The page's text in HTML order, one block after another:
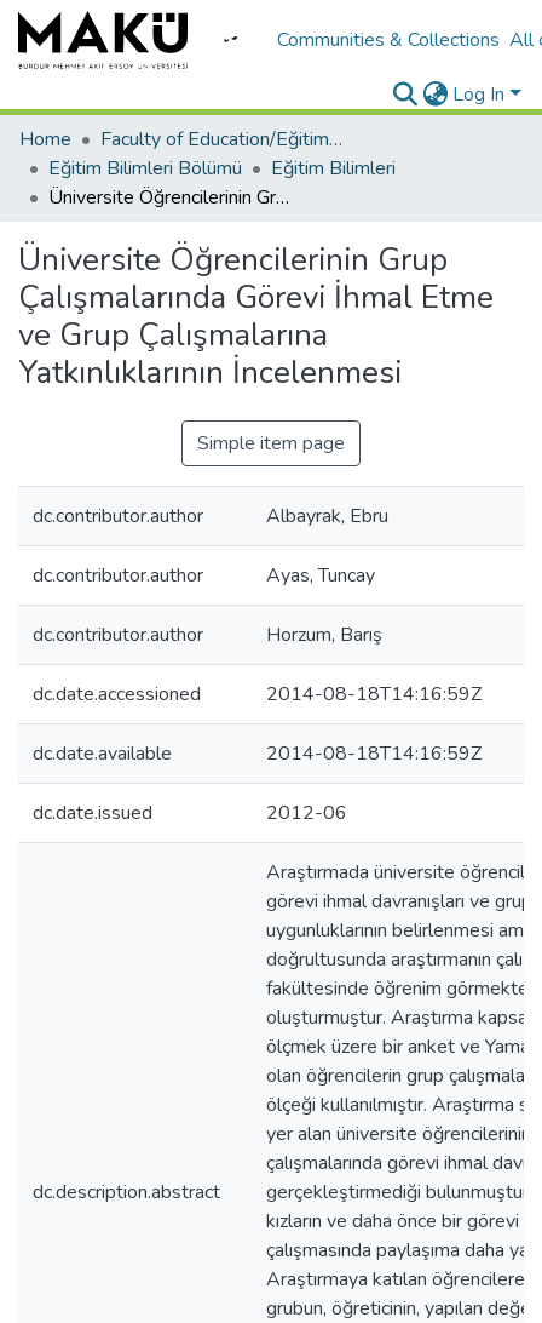
Communities & Collections All
Log In
Home
Faculty of Education/Eğitim Fakültesi
Eğitim Bilimleri Bölümü
Eğitim Bilimleri
Üniversite Öğrencilerinin Grup Çalışmalarında Görevi İhmal Etme ve Grup Çalışmalarına Yatkınlıklarının İncelenmesi
Üniversite Öğrencilerinin Grup
Çalışmalarında Görevi İhmal Etme
ve Grup Çalışmalarına
Yatkınlıklarının İncelenmesi
Simple item page
dc.contributor.author Albayrak, Ebru
dc.contributor.author Ayas, Tuncay
dc.contributor.author Horzum, Barış
dc.date.accessioned 2014-08-18T14:16:59Z
dc.date.available 2014-08-18T14:16:59Z
dc.date.issued 2012-06
dc.description.abstract
Araştırmada üniversite
görevi ihmal davranışları ve grup
uygunluklarının belirlenmesi
doğrultusunda araştırmanın
fakültesinde öğrenim görmekte
oluşturmuştur. Araştırma
ölçmek üzere bir anket ve
olan öğrencilerin grup
ölçeği kullanılmıştır. Araştırma
yer alan üniversite öğrencilerinin
çalışmalarında görevi ihmal
gerçekleştirmediği bulunmuştur.
kızların ve daha önce bir görevi
çalışmasında paylaşıma daha
Araştırmaya katılan öğrencilere
grubun, öğreticinin, yapılan